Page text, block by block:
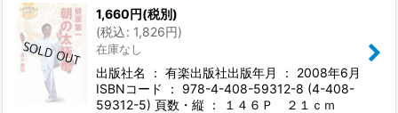
1,660円(税別)
(税込: 1,826円)
在庫なし
出版社名 ： 有楽出版社出版年月 ： 2008年6月
ISBNコード ： 978-4-408-59312-8 (4-408-
59312-5) 頁数・縦 ： １４６Ｐ ２１ｃｍ